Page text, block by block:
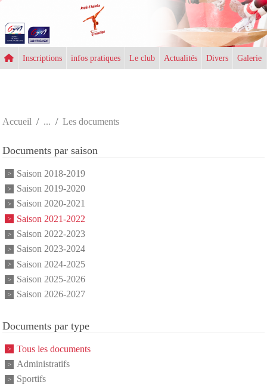
Inscriptions infos pratiques Le club Actualités Divers Galerie
Accueil Les documents
Documents par saison
Saison 2018-2019
Saison 2019-2020
Saison 2020-2021
Saison 2021-2022
Saison 2022-2023
Saison 2023-2024
Saison 2024-2025
Saison 2025-2026
Saison 2026-2027
Documents par type
Tous les documents
Administratifs
Sportifs
Panneau de gestion des cookies